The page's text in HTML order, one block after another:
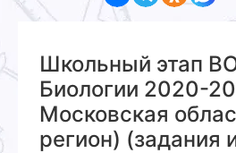
Школьный этап
Биологии 2020-
Московская
регион) (задания